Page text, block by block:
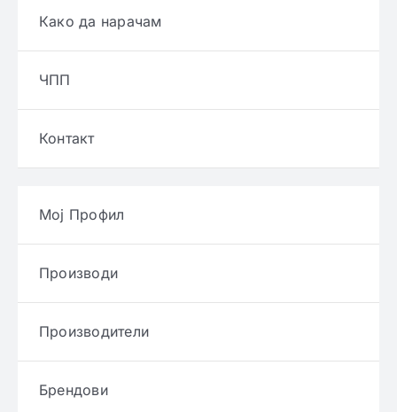
Како да нарачам
ЧПП
Контакт
Мој Профил
Производи
Производители
Брендови